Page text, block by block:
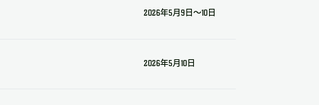
2026年5月9日～10日
2026年5月10日